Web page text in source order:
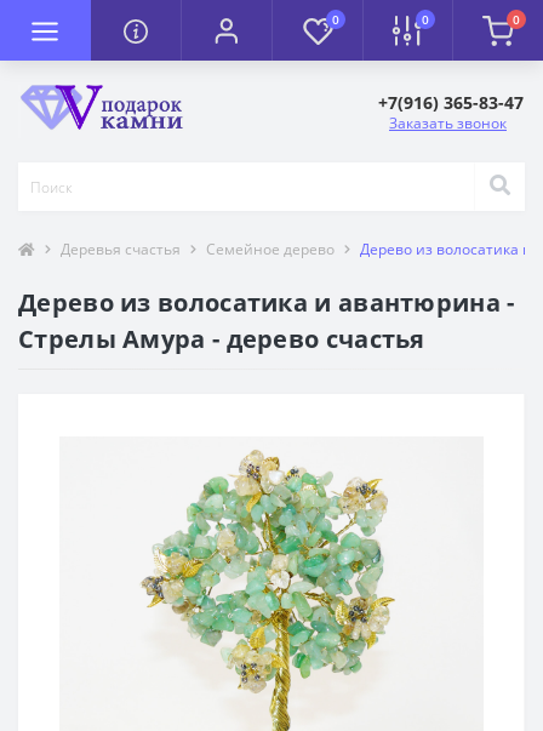
0 0 0
+7(916) 365-83-47
Заказать звонок
Деревья счастья Семейное дерево Дерево из волосатика и
Дерево из волосатика и авантюрина -
Стрелы Амура - дерево счастья